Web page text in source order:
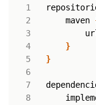
3
4
5
6
7
8
maven
}
}